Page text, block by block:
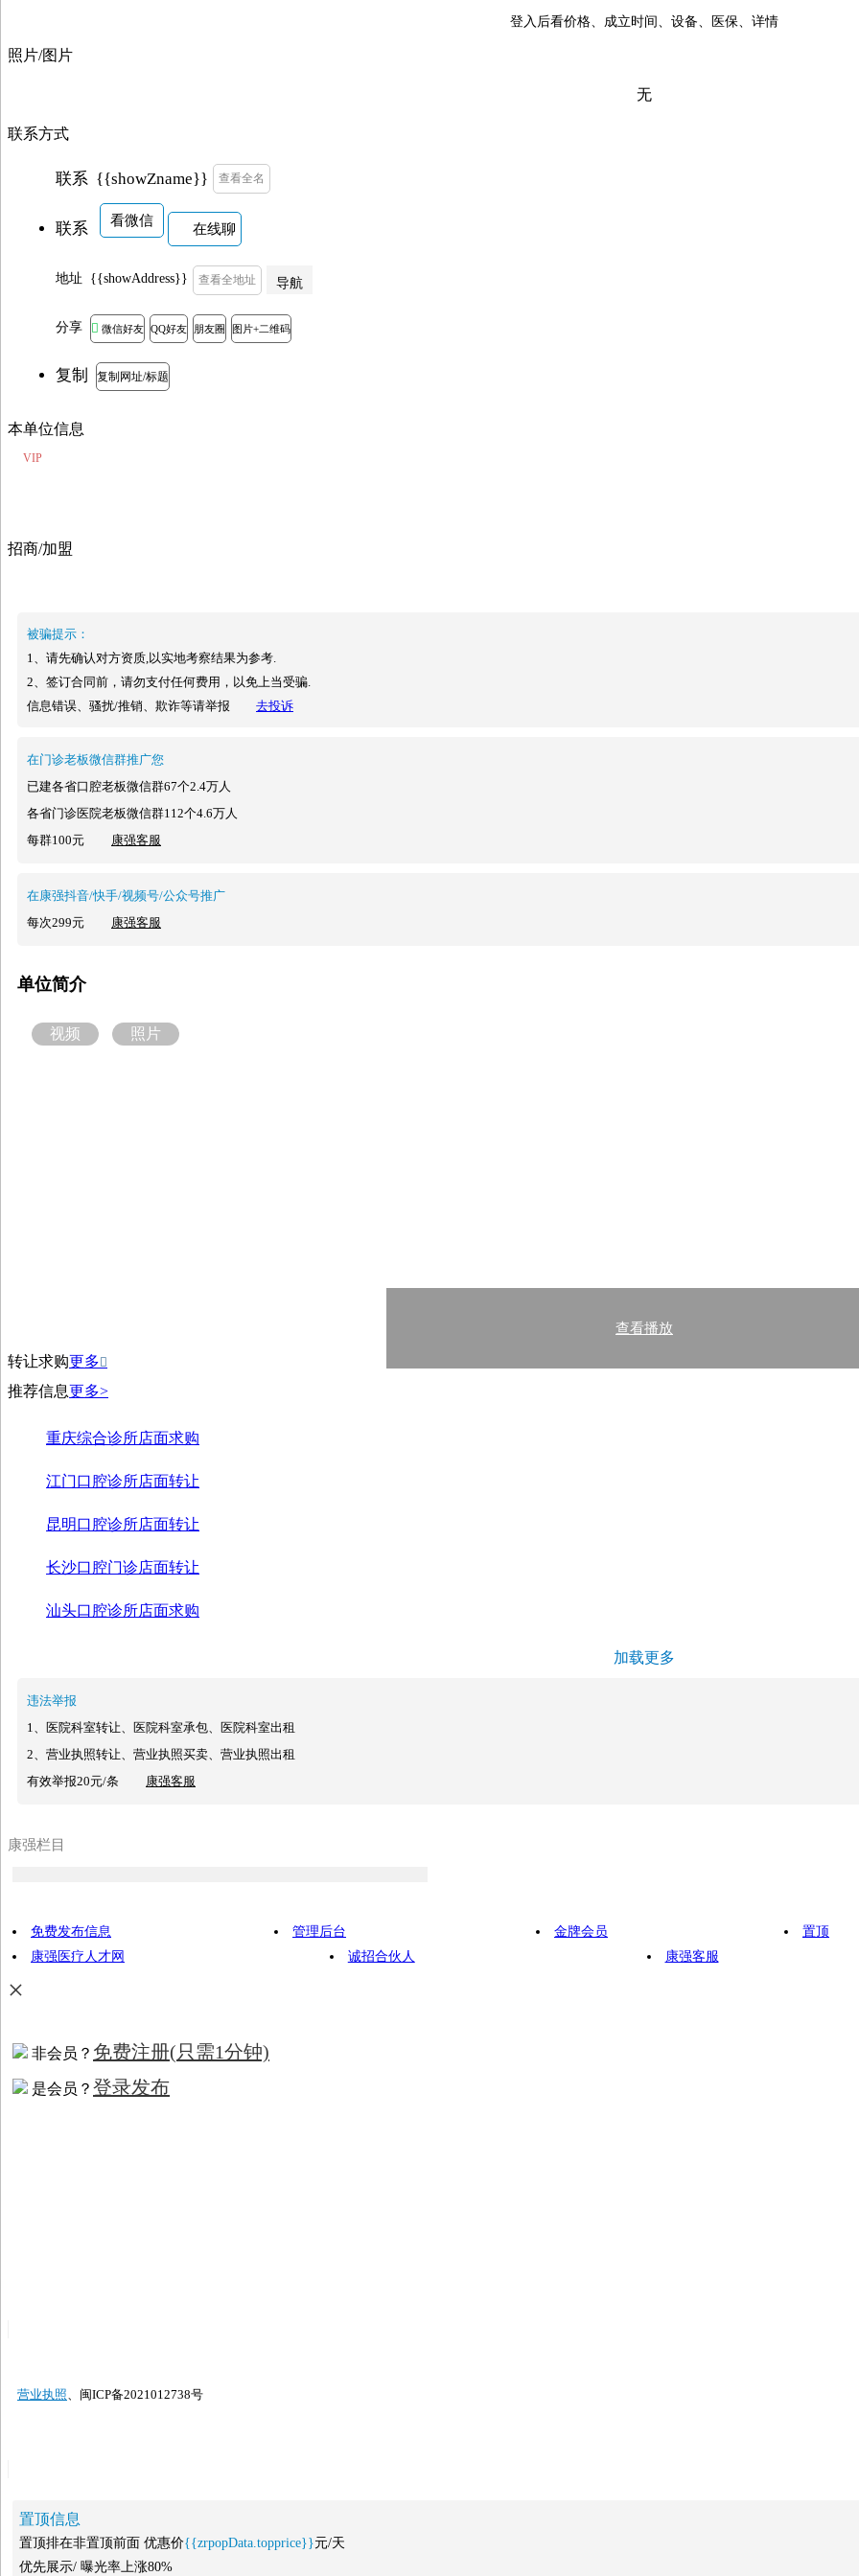
登入后看价格、成立时间、设备、医保、详情
照片/图片
无
联系方式
联系 {{showZname}} 查看全名
联系 看微信
在线聊
地址 {{showAddress}} 查看全地址 导航
分享  微信好友 QQ好友 朋友圈 图片+二维码
复制 复制网址/标题
本单位信息
VIP
招商/加盟
被骗提示：
1、请先确认对方资质,以实地考察结果为参考.
2、签订合同前，请勿支付任何费用，以免上当受骗.
信息错误、骚扰/推销、欺诈等请举报
去投诉
在门诊老板微信群推广您
已建各省口腔老板微信群67个2.4万人
各省门诊医院老板微信群112个4.6万人
每群100元
康强客服
在康强抖音/快手/视频号/公众号推广
每次299元
康强客服
单位简介
视频 照片
查看播放
转让求购更多 
推荐信息更多>
重庆综合诊所店面求购
江门口腔诊所店面转让
昆明口腔诊所店面转让
长沙口腔门诊店面转让
汕头口腔诊所店面求购
加载更多
违法举报
1、医院科室转让、医院科室承包、医院科室出租
2、营业执照转让、营业执照买卖、营业执照出租
有效举报20元/条
康强客服
康强栏目
免费发布信息 管理后台 金牌会员
置顶
康强医疗人才网
诚招合伙人 康强客服
×
非会员？ 免费注册(只需1分钟)
是会员？ 登录发布
营业执照、闽ICP备2021012738号
置顶信息
置顶排在非置顶前面 优惠价{{zrpopData.topprice}}元/天
优先展示/ 曝光率上涨80%